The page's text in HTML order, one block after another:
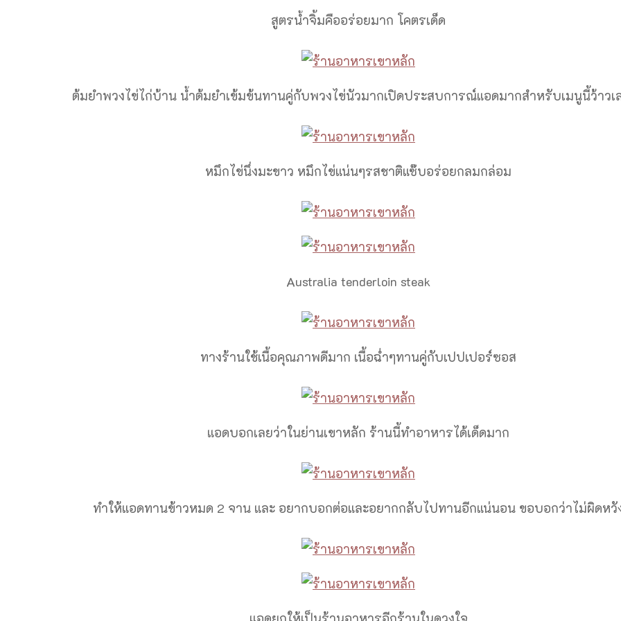
สูตรน้ำจิ้มคืออร่อยมาก โคตรเด็ด
ต้มยำพวงไข่ไก่บ้าน น้ำต้มยำเข้มข้นทานคู่กับพวงไข่นัวมากเปิดประสบการณ์แอดมากสำหรับเมนูนี้ว้าวเ
หมึกไข่นึ่งมะขาว หมึกไข่แน่นๆรสชาติแซ๊บอร่อยกลมกล่อม
Australia tenderloin steak
ทางร้านใช้เนื้อคุณภาพดีมาก เนื้อฉ่ำๆทานคู่กับเปปเปอร์ซอส
แอดบอกเลยว่าในย่านเขาหลัก ร้านนี้ทำอาหารได้เด็ดมาก
ทำให้แอดทานข้าวหมด 2 จาน และ อยากบอกต่อและอยากกลับไปทานอีกแน่นอน ขอบอกว่าไม่ผิดหวั